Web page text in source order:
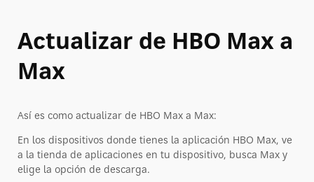
Actualizar de HBO Max a
Max
Así es como actualizar de HBO Max a Max:
En los dispositivos donde tienes la aplicación HBO Max, ve
a la tienda de aplicaciones en tu dispositivo, busca Max y
elige la opción de descarga.